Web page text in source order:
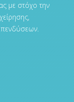
με στόχο την